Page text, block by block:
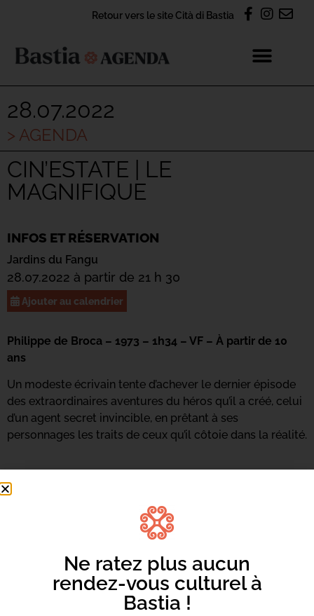
Retour vers le site Cità di Bastia
28.07.2022
> AGENDA
CIN’ESTATE | LE
MAGNIFIQUE
INFOS ET RÉSERVATION
Jardins du Fangu
28.07.2022 à partir de 21 h 30
Ajouter au calendrier
Philippe de Broca – 1973 – 1h34 – VF – À partir de 10
ans
Un modeste écrivain tente d’achever le dernier épisode
des extraordinaires aventures du héros qu’il a créé, celui
d’un agent secret invincible, en prêtant à ses
personnages les traits de ceux qu’il côtoie dans la réalité.
Ne ratez plus aucun
rendez-vous culturel à
Bastia !